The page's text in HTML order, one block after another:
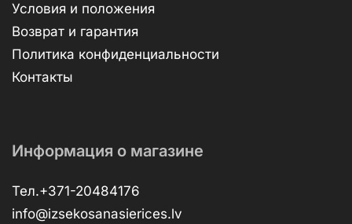
Условия и положения
Возврат и гарантия
Политика конфиденциальности
Контакты
Информация о магазине
Тел.+371-20484176
info@izsekosanasierices.lv